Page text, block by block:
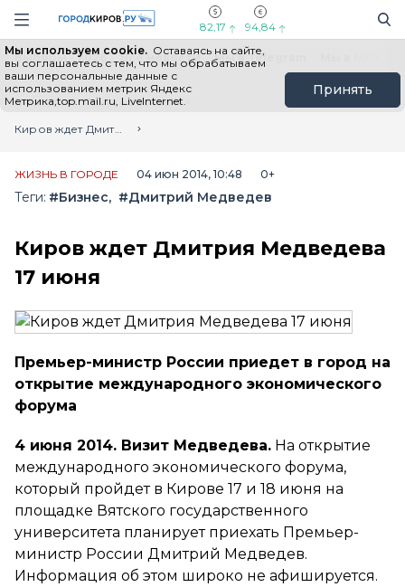
Навигация сайта
82,17 94,84
Мы используем cookie. Оставаясь на сайте,
вы соглашаетесь с тем, что мы обрабатываем
ваши персональные данные с
использованием метрик Яндекс
Метрика,top.mail.ru, LiveInternet.
Принять
Выборы - 2026 Все новости Мы в Telegram
Главная
Лента новостей
Киров ждет Дмитрия Медведева 17 июня
ЖИЗНЬ В ГОРОДЕ 04 июн 2014, 10:48 0+
Теги: #Бизнес #Дмитрий Медведев
Киров ждет Дмитрия Медведева
17 июня
Премьер-министр России приедет в город на
открытие международного экономического
форума
4 июня 2014. Визит Медведева. На открытие
международного экономического форума,
который пройдет в Кирове 17 и 18 июня на
площадке Вятского государственного
университета планирует приехать Премьер-
министр России Дмитрий Медведев.
Информация об этом широко не афишируется.